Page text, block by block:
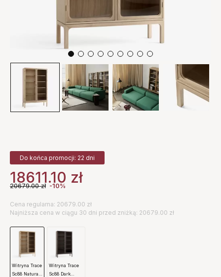
Do końca promocji: 22 dni
18611.10 zł
20679.00zł -10%
Cena regularna: 20679.00 zł
Najniższa cena w ciągu 30 dni przed zniżką: 20679.00 zł
Witryna Trace
Sc88 Natural
Witryna Trace
Sc88 Dark